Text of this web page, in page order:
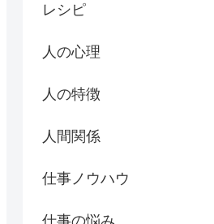
レシピ
人の心理
人の特徴
人間関係
仕事ノウハウ
仕事の悩み